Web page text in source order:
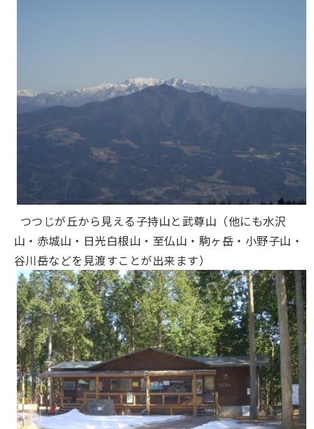
つつじが丘から見える子持山と武尊山（他にも水沢
山・赤城山・日光白根山・至仏山・駒ヶ岳・小野子山・
谷川岳などを見渡すことが出来ます）